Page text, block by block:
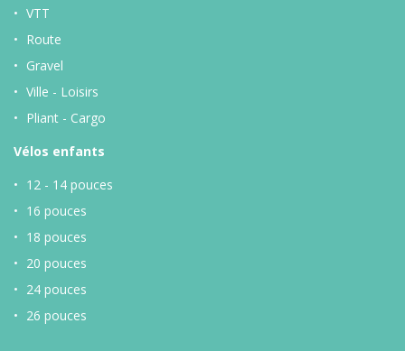
VTT
Route
Gravel
Ville - Loisirs
Pliant - Cargo
Vélos enfants
12 - 14 pouces
16 pouces
18 pouces
20 pouces
24 pouces
26 pouces